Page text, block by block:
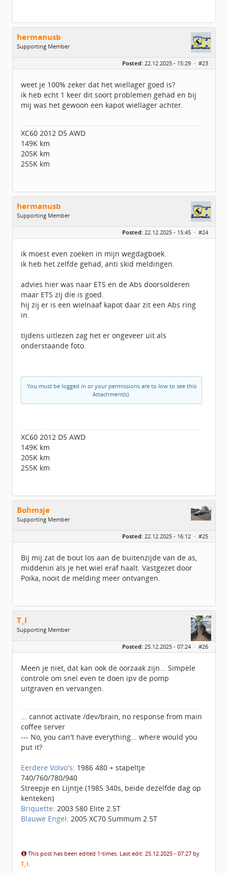
hermanusb
Supporting Member
Leeftijd:
63
Geregistreerd:02 / 2015
Posted: 22.12.2025 - 15:29 · #23
weet je 100% zeker dat het wiellager goed is?
ik heb echt 1 keer dit soort problemen gehad en bij
mij was het gewoon een kapot wiellager achter.
XC60 2012 D5 AWD
149K km
205K km
255K km
hermanusb
Supporting Member
Geslacht:
Leeftijd:
63
Geregistreerd:02 / 2015
Posted: 22.12.2025 - 15:45 · #24
ik moest even zoeken in mijn wegdagboek.
ik heb het zelfde gehad, anti skid meldingen.
advies hier was naar ETS en de Abs doorsolderen
maar ETS zij die is goed.
hij zij er is een wielnaaf kapot daar zit een Abs ring
in.
tijdens uitlezen zag het er ongeveer uit als
onderstaande foto.
You must be logged in or your permissions are to low to see this
Attachment(s).
XC60 2012 D5 AWD
149K km
205K km
255K km
Bohmsje
Supporting Member
Berichten:
103
Posted: 22.12.2025 - 16:12 · #25
Bij mij zat de bout los aan de buitenzijde van de as,
middenin als je het wiel eraf haalt. Vastgezet door
Poika, nooit de melding meer ontvangen.
T_I
Supporting Member
Geslacht:
Leeftijd:
53
Berichten:
1297
Geregistreerd:09 / 2018
Posted: 25.12.2025 - 07:24 · #26
Meen je niet, dat kan ook de oorzaak zijn... Simpele
controle om snel even te doen ipv de pomp
uitgraven en vervangen.
... cannot activate /dev/brain, no response from main
coffee server
--- No, you can't have everything... where would you
put it?
Eerdere Volvo's: 1986 480 + stapeltje
740/760/780/940
Streepje en Lijntje (1985 340s, beide dezelfde dag op
kenteken)
Briquette: 2003 S80 Elite 2.5T
Blauwe Engel: 2005 XC70 Summum 2.5T
This post has been edited 1-times. Last edit: 25.12.2025 - 07:27 by
T_I.